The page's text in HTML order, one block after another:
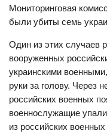
Мониторинговая
были убиты семь
Один из этих случаев
вооруженных
украинскими
руки за голову. Через
российских военных
военнослужащие
из российских